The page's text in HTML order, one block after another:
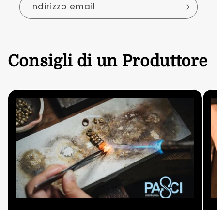
Indirizzo email
Consigli di un Produttore